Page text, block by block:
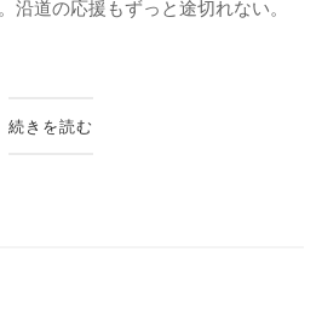
沿道の応援もずっと途切れない。
続きを読む